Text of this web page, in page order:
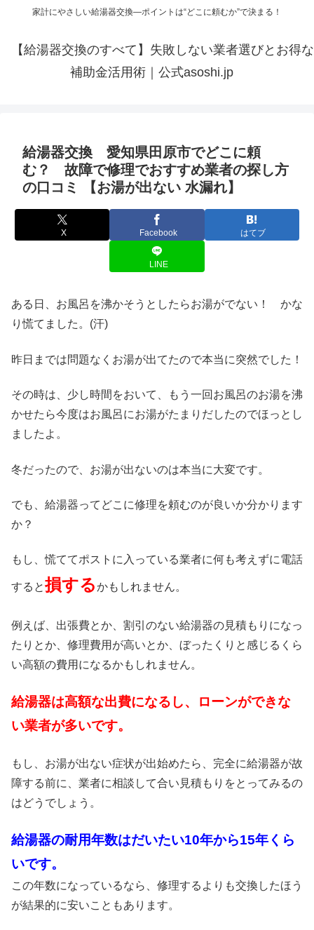
家計にやさしい給湯器交換—ポイントは“どこに頼むか”で決まる！
【給湯器交換のすべて】失敗しない業者選びとお得な
補助金活用術｜公式asoshi.jp
給湯器交換 愛知県田原市でどこに頼
む？ 故障で修理でおすすめ業者の探し方
の口コミ 【お湯が出ない 水漏れ】
X Facebook はてブ
LINE
ある日、お風呂を沸かそうとしたらお湯がでない！ かな
り慌てました。(汗)
昨日までは問題なくお湯が出てたので本当に突然でした！
その時は、少し時間をおいて、もう一回お風呂のお湯を沸
かせたら今度はお風呂にお湯がたまりだしたのでほっとし
ましたよ。
冬だったので、お湯が出ないのは本当に大変です。
でも、給湯器ってどこに修理を頼むのが良いか分かります
か？
もし、慌ててポストに入っている業者に何も考えずに電話
すると損するかもしれません。
例えば、出張費とか、割引のない給湯器の見積もりになっ
たりとか、修理費用が高いとか、ぼったくりと感じるくら
い高額の費用になるかもしれません。
給湯器は高額な出費になるし、ローンができな
い業者が多いです。
もし、お湯が出ない症状が出始めたら、完全に給湯器が故
障する前に、業者に相談して合い見積もりをとってみるの
はどうでしょう。
給湯器の耐用年数はだいたい10年から15年くら
いです。
この年数になっているなら、修理するよりも交換したほう
が結果的に安いこともあります。